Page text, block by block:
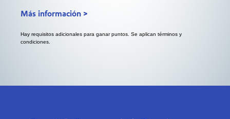
Más información >
Hay requisitos adicionales para ganar puntos. Se aplican términos y
condiciones.